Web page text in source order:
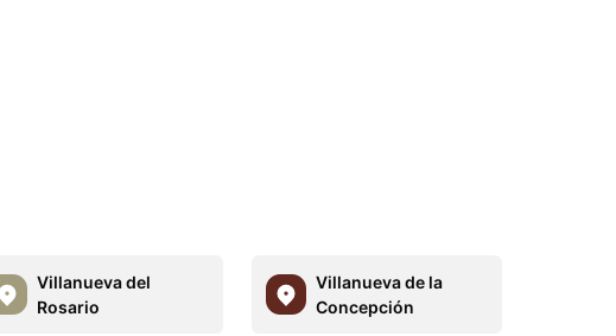
Villanueva del
Rosario
Villanueva de la
Concepción